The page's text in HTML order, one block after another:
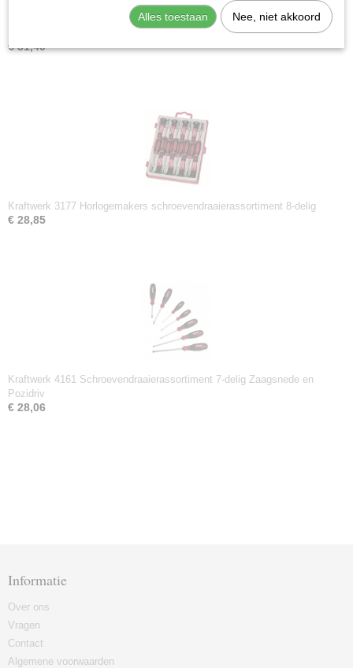
Kraftwerk 4160 Schroevendraaierassortiment 7-delig zaagsnede en
€ 31,40
Kraftwerk 3177 Horlogemakers schroevendraaierassortiment 8-delig
€ 28,85
Kraftwerk 4161 Schroevendraaierassortiment 7-delig Zaagsnede en
Pozidriv
€ 28,06
Informatie
Over ons
Vragen
Contact
Algemene voorwaarden
Alles toestaan Nee, niet akkoord